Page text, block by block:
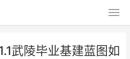
武陵毕业基建蓝图如